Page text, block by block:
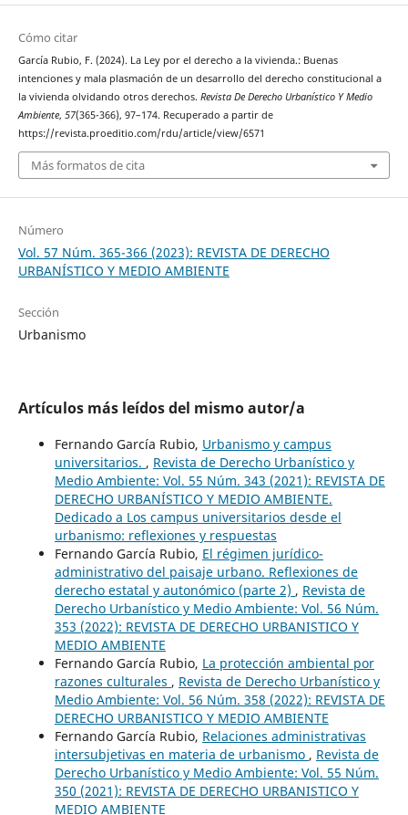
Cómo citar
García Rubio, F. (2024). La Ley por el derecho a la vivienda.: Buenas
intenciones y mala plasmación de un desarrollo del derecho constitucional a
la vivienda olvidando otros derechos. Revista De Derecho Urbanístico Y Medio
Ambiente, 57(365-366), 97–174. Recuperado a partir de
https://revista.proeditio.com/rdu/article/view/6571
Más formatos de cita
Número
Vol. 57 Núm. 365-366 (2023): REVISTA DE DERECHO
URBANÍSTICO Y MEDIO AMBIENTE
Sección
Urbanismo
Artículos más leídos del mismo autor/a
Fernando García Rubio, Urbanismo y campus
universitarios. , Revista de Derecho Urbanístico y
Medio Ambiente: Vol. 55 Núm. 343 (2021): REVISTA DE
DERECHO URBANÍSTICO Y MEDIO AMBIENTE.
Dedicado a Los campus universitarios desde el
urbanismo: reflexiones y respuestas
Fernando García Rubio, El régimen jurídico-
administrativo del paisaje urbano. Reflexiones de
derecho estatal y autonómico (parte 2) , Revista de
Derecho Urbanístico y Medio Ambiente: Vol. 56 Núm.
353 (2022): REVISTA DE DERECHO URBANISTICO Y
MEDIO AMBIENTE
Fernando García Rubio, La protección ambiental por
razones culturales , Revista de Derecho Urbanístico y
Medio Ambiente: Vol. 56 Núm. 358 (2022): REVISTA DE
DERECHO URBANISTICO Y MEDIO AMBIENTE
Fernando García Rubio, Relaciones administrativas
intersubjetivas en materia de urbanismo , Revista de
Derecho Urbanístico y Medio Ambiente: Vol. 55 Núm.
350 (2021): REVISTA DE DERECHO URBANISTICO Y
MEDIO AMBIENTE